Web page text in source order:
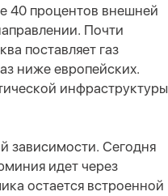
40 процентов внешней
Почти
поставляет газ
ниже европейских.
инфраструктуры
зависимости. Сегодня
идет через
остается встроенной